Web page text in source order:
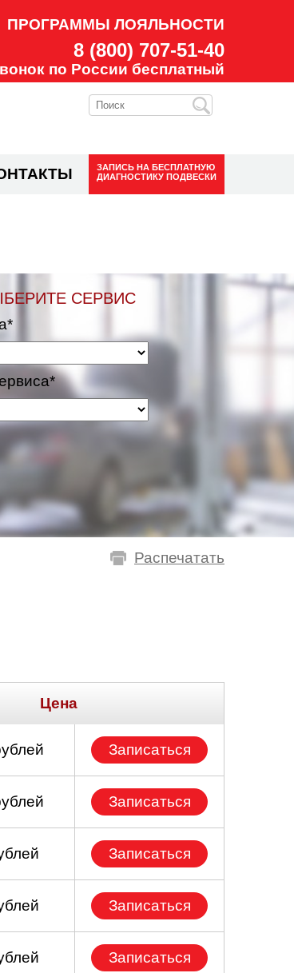
ПРОГРАММЫ ЛОЯЛЬНОСТИ
8 (800) 707-51-40
по России бесплатный
ЗАПИСЬ НА БЕСПЛАТНУЮ
ДИАГНОСТИКУ ПОДВЕСКИ
СЕРВИС
Распечатать
Цена
Записаться
Записаться
Записаться
Записаться
Записаться